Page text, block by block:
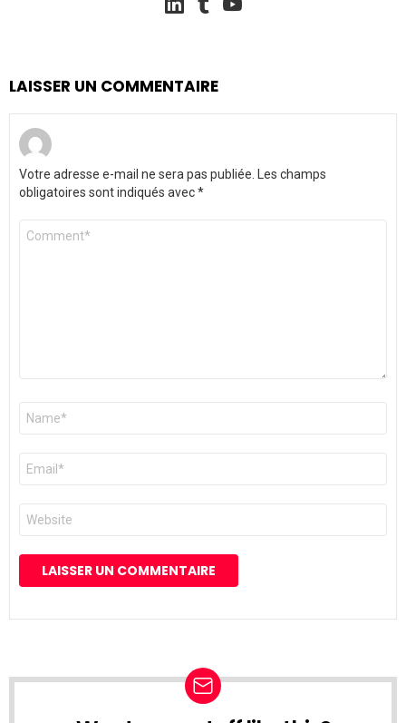
LAISSER UN COMMENTAIRE
Votre adresse e-mail ne sera pas publiée.
Les champs
obligatoires sont indiqués avec*
Commentaire
Nom
E-
mail
*
Site
web